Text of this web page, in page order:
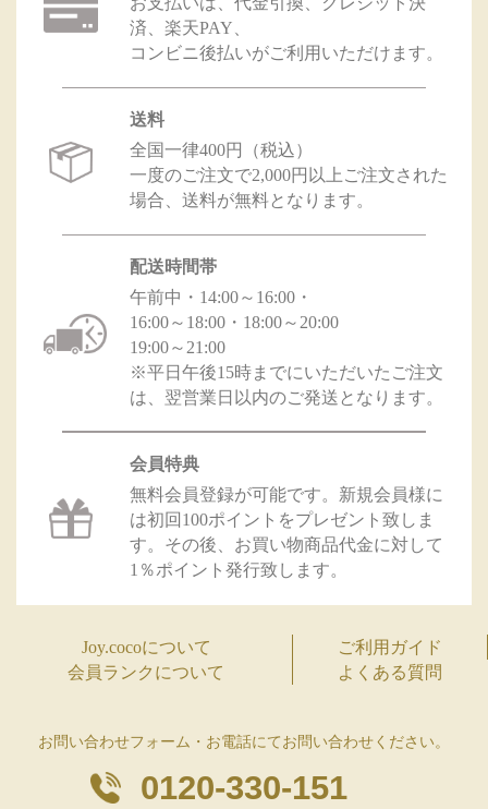
済、楽天PAY、
コンビニ後払いがご利用いただけます。
送料
全国一律400円（税込）
一度のご注文で2,000円以上ご注文された
場合、送料が無料となります。
配送時間帯
午前中・14:00～16:00・
16:00～18:00・18:00～20:00
19:00～21:00
※平日午後15時までにいただいたご注文
は、翌営業日以内のご発送となります。
会員特典
無料会員登録が可能です。新規会員様に
は初回100ポイントをプレゼント致しま
す。その後、お買い物商品代金に対して
1％ポイント発行致します。
Joy.cocoについて
ご利用ガイド
会員ランクについて
よくある質問
お問い合わせフォーム・お電話にてお問い合わせください。
0120-330-151